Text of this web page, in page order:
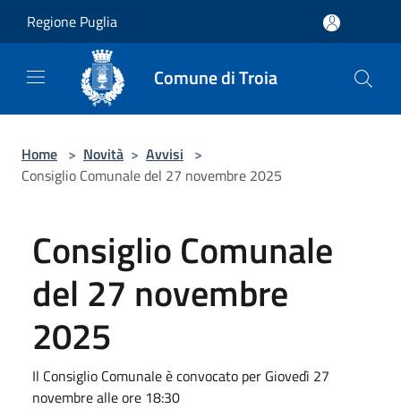
Regione Puglia
Comune di Troia
Home > Novità > Avvisi >
Consiglio Comunale del 27 novembre 2025
Consiglio Comunale
del 27 novembre
2025
Il Consiglio Comunale è convocato per Giovedì 27
novembre alle ore 18:30